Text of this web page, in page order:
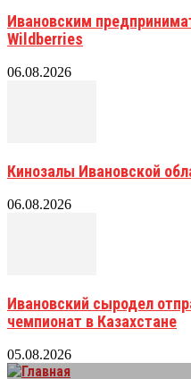
Ивановским
Wildberries
06.08.2026
Кинозалы Ивановской
06.08.2026
Ивановский сыродел
чемпионат в Казахстане
05.08.2026